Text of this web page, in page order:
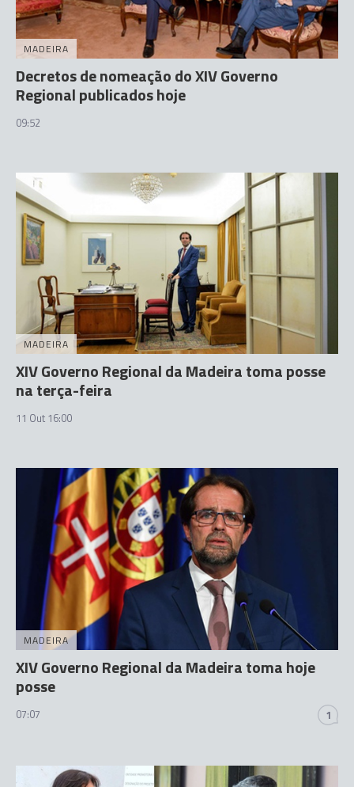
MADEIRA
Decretos de nomeação do XIV Governo
Regional publicados hoje
09:52
MADEIRA
XIV Governo Regional da Madeira toma posse
na terça-feira
11 Out 16:00
MADEIRA
XIV Governo Regional da Madeira toma hoje
posse
07:07 1